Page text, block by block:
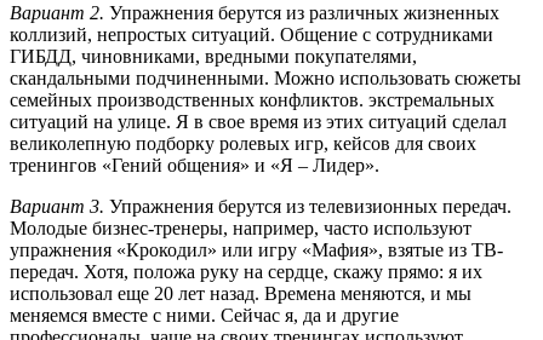
Вариант 2. Упражнения берутся из различных жизненных
коллизий, непростых ситуаций. Общение с сотрудниками
ГИБДД, чиновниками, вредными покупателями,
скандальными подчиненными. Можно использовать сюжеты
семейных производственных конфликтов. экстремальных
ситуаций на улице. Я в свое время из этих ситуаций сделал
великолепную подборку ролевых игр, кейсов для своих
тренингов «Гений общения» и «Я – Лидер».
Вариант 3. Упражнения берутся из телевизионных передач.
Молодые бизнес-тренеры, например, часто используют
упражнения «Крокодил» или игру «Мафия», взятые из ТВ-
передач. Хотя, положа руку на сердце, скажу прямо: я их
использовал еще 20 лет назад. Времена меняются, и мы
меняемся вместе с ними. Сейчас я, да и другие